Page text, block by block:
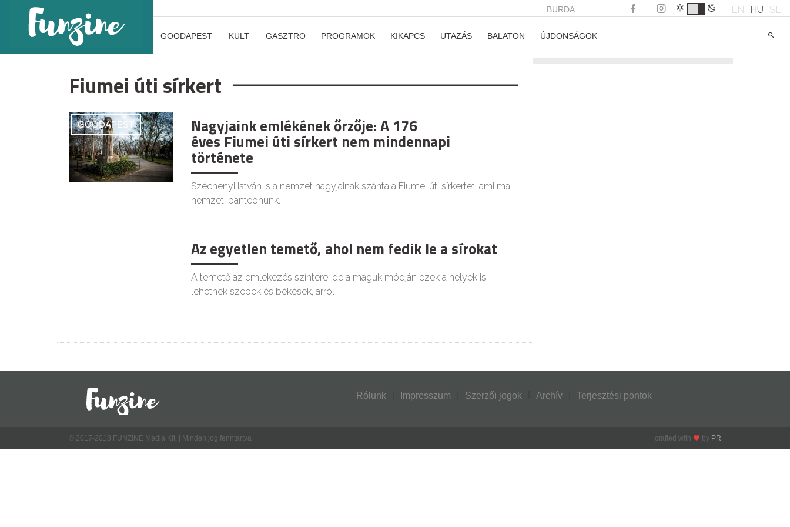
BURDA EN HU SL
GOODAPEST KULT GASZTRO PROGRAMOK KIKAPCS UTAZÁS BALATON ÚJDONSÁGOK
Fiumei úti sírkert
GOODAPEST Nagyjaink emlékének őrzője: A 176
éves Fiumei úti sírkert nem mindennapi
története
Széchenyi István is a nemzet nagyjainak szánta a Fiumei úti sírkertet, ami ma
nemzeti panteonunk.
Az egyetlen temető, ahol nem fedik le a sírokat
A temető az emlékezés színtere, de a maguk módján ezek a helyek is
lehetnek szépek és békések, arról
Rólunk Impresszum Szerzői jogok Archív Terjesztési pontok
© 2017-2018 FUNZINE Média Kft. | Minden jog fenntartva crafted with by PR